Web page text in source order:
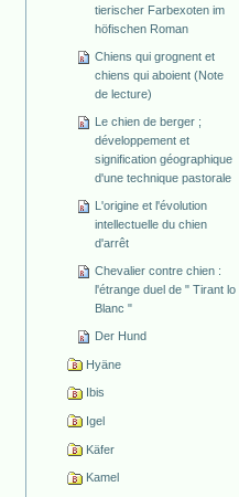
tierischer Farbexoten im
höfischen Roman
Chiens qui grognent et
chiens qui aboient (Note
de lecture)
Le chien de berger ;
développement et
signification géographique
d'une technique pastorale
L'origine et l'évolution
intellectuelle du chien
d'arrêt
Chevalier contre chien :
l'étrange duel de " Tirant lo
Blanc "
Der Hund
Hyäne
Ibis
Igel
Käfer
Kamel